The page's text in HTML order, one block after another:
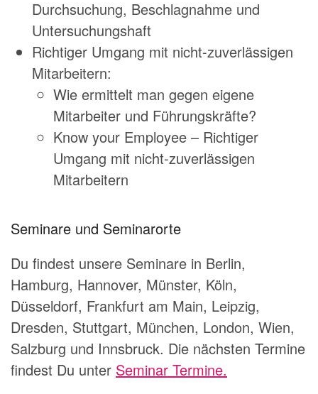
Durchsuchung, Beschlagnahme und
Untersuchungshaft
Richtiger Umgang mit nicht-zuverlässigen
Mitarbeitern:
Wie ermittelt man gegen eigene
Mitarbeiter und Führungskräfte?
Know your Employee – Richtiger
Umgang mit nicht-zuverlässigen
Mitarbeitern
Seminare und Seminarorte
Du findest unsere Seminare in Berlin,
Hamburg, Hannover, Münster, Köln,
Düsseldorf, Frankfurt am Main, Leipzig,
Dresden, Stuttgart, München, London, Wien,
Salzburg und Innsbruck. Die nächsten Termine
findest Du unter Seminar Termine.